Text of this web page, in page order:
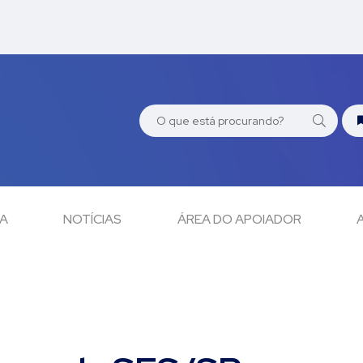
NOTÍCIAS ÁREA DO APOIADOR